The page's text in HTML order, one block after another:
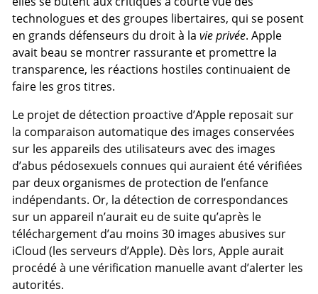
technologues et des groupes libertaires, qui se posent
en grands défenseurs du droit à lavie privée. Apple
avait beau se montrer rassurante et promettre la
transparence, les réactions hostiles continuaient de
faire les gros titres.
Le projet de détection proactive d’Apple reposait sur
la comparaison automatique des images conservées
sur les appareils des utilisateurs avec des images
d’abus pédosexuels connues qui auraient été vérifiées
par deux organismes de protection de l’enfance
indépendants. Or, la détection de correspondances
sur un appareil n’aurait eu de suite qu’après le
téléchargement d’au moins 30 images abusives sur
iCloud (les serveurs d’Apple). Dès lors, Apple aurait
procédé à une vérification manuelle avant d’alerter les
autorités.